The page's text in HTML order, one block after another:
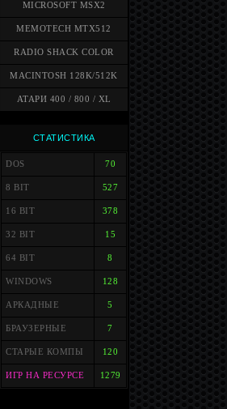
MICROSOFT MSX2
MEMOTECH MTX512
RADIO SHACK COLOR
MACINTOSH 128K/512K
АТАРИ 400 / 800 / XL
СТАТИСТИКА
DOS 70
8 BIT 527
16 BIT 378
32 BIT 15
64 BIT 8
WINDOWS 128
АРКАДНЫЕ 5
БРАУЗЕРНЫЕ 7
СТАРЫЕ КОМПЫ 120
ИГР НА РЕСУРСЕ 1279